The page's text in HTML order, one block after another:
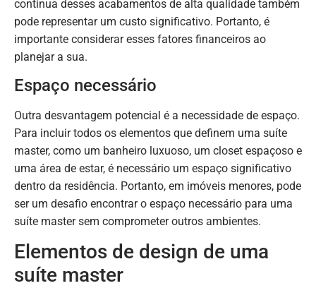
contínua desses acabamentos de alta qualidade também
pode representar um custo significativo. Portanto, é
importante considerar esses fatores financeiros ao
planejar a sua.
Espaço necessário
Outra desvantagem potencial é a necessidade de espaço.
Para incluir todos os elementos que definem uma suíte
master, como um banheiro luxuoso, um closet espaçoso e
uma área de estar, é necessário um espaço significativo
dentro da residência. Portanto, em imóveis menores, pode
ser um desafio encontrar o espaço necessário para uma
suíte master sem comprometer outros ambientes.
Elementos de design de uma
suíte master